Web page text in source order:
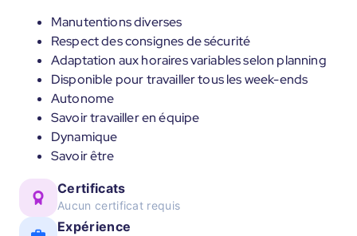
Manutentions diverses
Respect des consignes de sécurité
Adaptation aux horaires variables selon planning
Disponible pour travailler tous les week-ends
Autonome
Savoir travailler en équipe
Dynamique
Savoir être
Certificats
Aucun certificat requis
Expérience